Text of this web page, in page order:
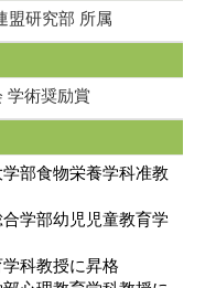
盟研究部 所属
学術奨励賞
部食物栄養学科准教
学部幼児児童教育学
科教授に昇格